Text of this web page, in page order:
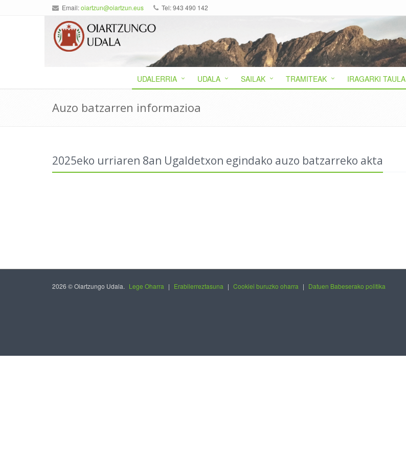
Email:oiartzun@oiartzun.eus Tel: 943 490 142
UDALERRIA UDALA SAILAK TRAMITEAK IRAGARKI TAULA
Auzo batzarren informazioa
2025eko urriaren 8an Ugaldetxon egindako auzo batzarreko akta
2026 © Oiartzungo Udala. Lege Oharra | Erabilerreztasuna | Cookiei buruzko oharra | Datuen Babeserako politika